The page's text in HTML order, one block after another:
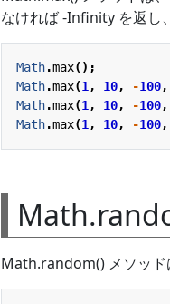
なければ -Infinity を返し
Math.max();
Math.max(1 , 10, -100,
Math.max(1 , 10, -100,
Math.max(1 , 10, -100,
Math.random() メソッド